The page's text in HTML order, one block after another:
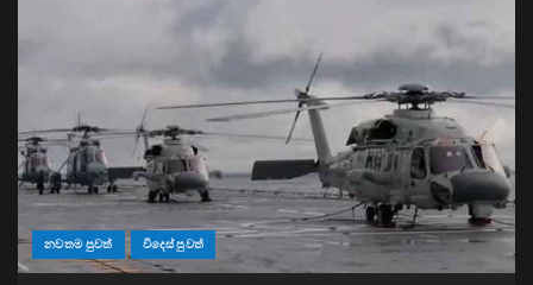
නවතම පුවත් විදෙස් පුවත්